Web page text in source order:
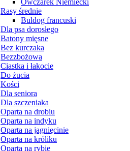
Owczarek Niemiecki
Rasy średnie
Buldog francuski
Dla psa dorosłego
Batony mięsne
Bez kurczaka
Bezzbożowa
Ciastka i łakocie
Do żucia
Kości
Dla seniora
Dla szczeniaka
Oparta na drobiu
Oparta na indyku
Oparta na jagnięcinie
Oparta na króliku
Oparta na rybie